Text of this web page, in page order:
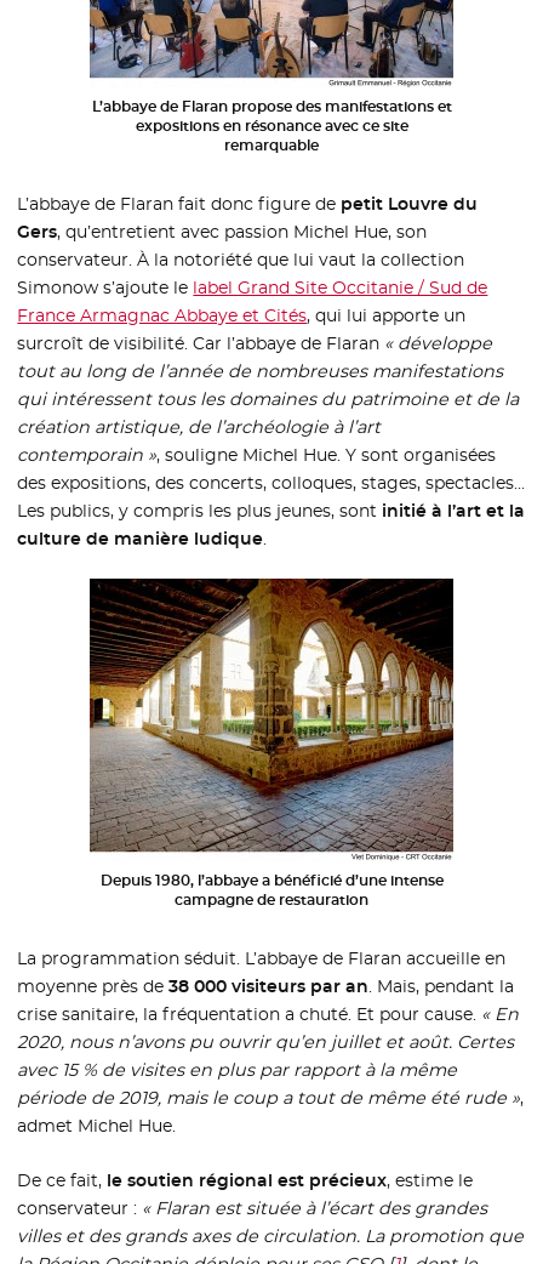
L’abbaye de Flaran propose des manifestations et
expositions en résonance avec ce site
remarquable
L’abbaye de Flaran fait donc figure de petit Louvre du
Gers, qu’entretient avec passion Michel Hue, son
conservateur. À la notoriété que lui vaut la collection
Simonow s’ajoute le label Grand Site Occitanie / Sud de
France Armagnac Abbaye et Cités- Nouvelle fenêtre
, qui lui apporte un
surcroît de visibilité. Car l’abbaye de Flaran « développe
tout au long de l’année de nombreuses manifestations
qui intéressent tous les domaines du patrimoine et de la
création artistique, de l’archéologie à l’art
contemporain », souligne Michel Hue. Y sont organisées
des expositions, des concerts, colloques, stages, spectacles…
Les publics, y compris les plus jeunes, sont initié à l’art et la
culture de manière ludique
Depuis 1980, l’abbaye a bénéficié d’une intense
campagne de restauration
La programmation séduit. L’abbaye de Flaran accueille en
moyenne près de38 000 visiteurs par an. Mais, pendant la
crise sanitaire, la fréquentation a chuté. Et pour cause. « En
2020, nous n’avons pu ouvrir qu’en juillet et août. Certes
avec 15 % de visites en plus par rapport à la même
période de 2019, mais le coup a tout de même été rude »,
admet Michel Hue.
De ce fait, le soutien régional est précieux, estime le
conservateur : « Flaran est située à l’écart des grandes
villes et des grands axes de circulation. La promotion que